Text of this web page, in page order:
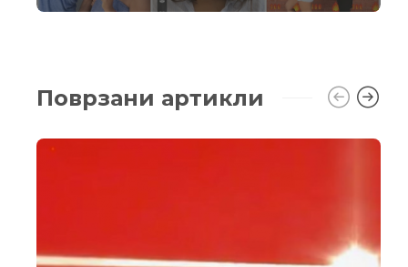
Поврзани артикли